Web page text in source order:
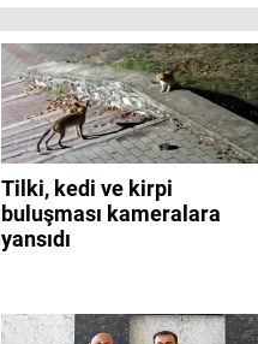
Tilki, kedi ve kirpi
buluşması kameralara
yansıdı